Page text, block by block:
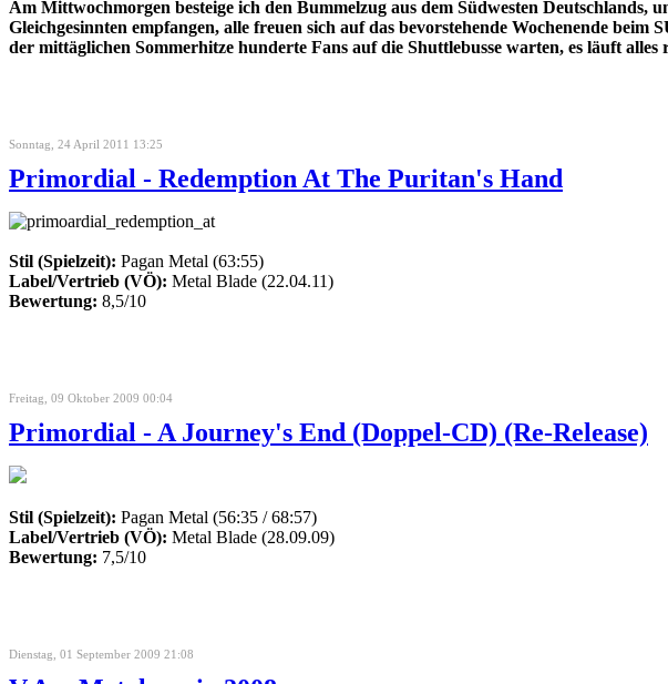
Am Mittwochmorgen besteige ich den Bummelzug aus dem Südwesten
Gleichgesinnten empfangen, alle freuen sich auf das bevorstehende Wochenende
der mittäglichen Sommerhitze hunderte Fans auf die Shuttlebusse warten, es läuft
Sonntag, 24 April 2011 13:25
Primordial - Redemption At The Puritan's Hand
Stil (Spielzeit): Pagan Metal (63:55)
Label/Vertrieb (VÖ): Metal Blade (22.04.11)
Bewertung: 8,5/10
Freitag, 09 Oktober 2009 00:04
Primordial - A Journey's End (Doppel-CD) (Re-Release)
Stil (Spielzeit): Pagan Metal (56:35 / 68:57)
Label/Vertrieb (VÖ): Metal Blade (28.09.09)
Bewertung: 7,5/10
Dienstag, 01 September 2009 21:08